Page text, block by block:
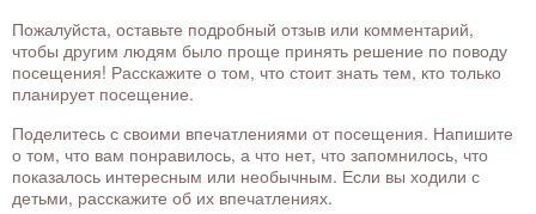
Пожалуйста, оставьте подробный отзыв или комментарий,
чтобы другим людям было проще принять решение по поводу
посещения! Расскажите о том, что стоит знать тем, кто только
планирует посещение.
Поделитесь с своими впечатлениями от посещения. Напишите
о том, что вам понравилось, а что нет, что запомнилось, что
показалось интересным или необычным. Если вы ходили с
детьми, расскажите об их впечатлениях.